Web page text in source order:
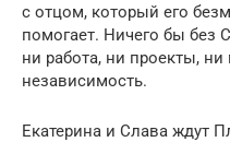
с отцом, который его
помогает. Ничего бы
ни работа, ни проекты,
независимость.
Екатерина и Слава ждут